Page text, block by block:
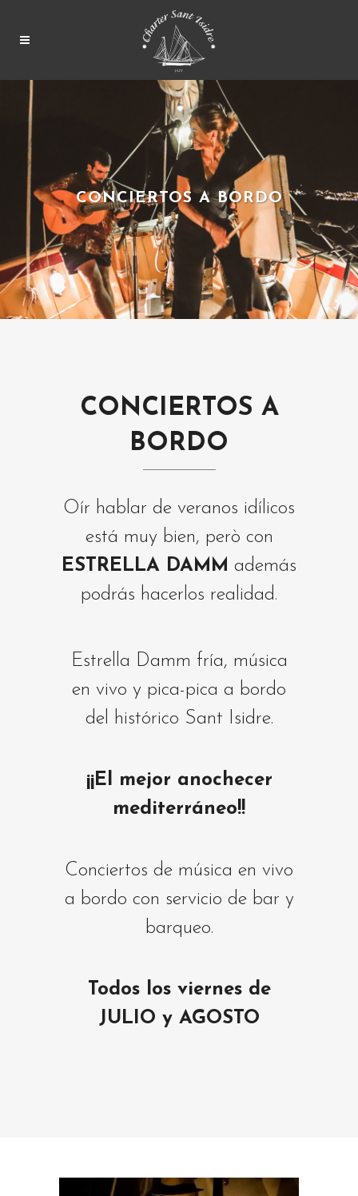
CONCIERTOS A BORDO
CONCIERTOS A
BORDO
Oír hablar de veranos idílicos
está muy bien, però con
ESTRELLA DAMM además
podrás hacerlos realidad.
Estrella Damm fría, música
en vivo y pica-pica a bordo
del histórico Sant Isidre.
¡¡El mejor anochecer
mediterráneo!!
Conciertos de música en vivo
a bordo con servicio de bar y
barqueo.
Todos los viernes de
JULIO y AGOSTO